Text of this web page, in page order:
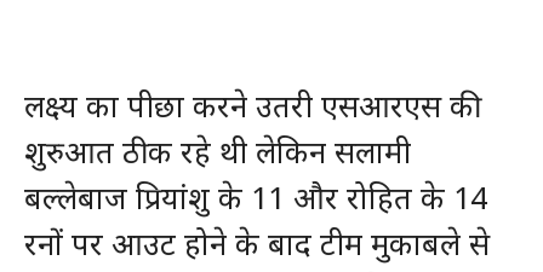
लक्ष्य का पीछा करने उतरी एसआरएस की
शुरुआत ठीक रहे थी लेकिन सलामी
बल्लेबाज प्रियांशु के 11 और रोहित के 14
रनों पर आउट होने के बाद टीम मुकाबले से